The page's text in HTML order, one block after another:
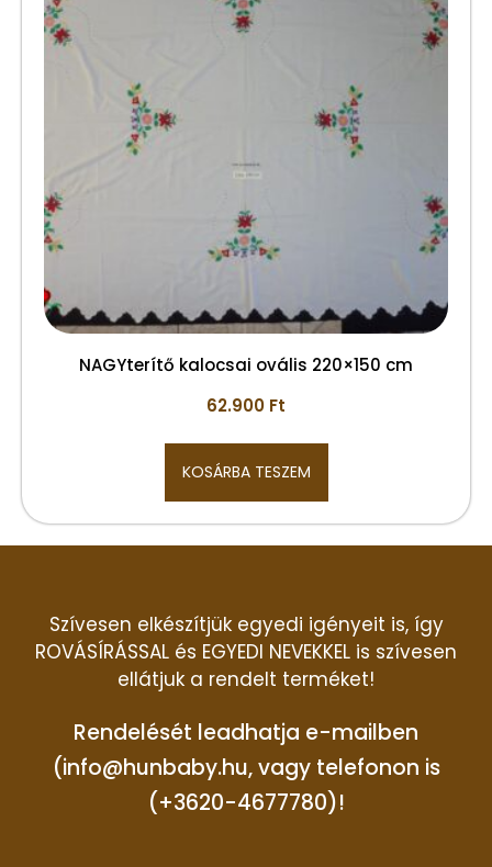
NAGYterítő kalocsai ovális 220×150 cm
62.900 Ft
KOSÁRBA TESZEM
Szívesen elkészítjük egyedi igényeit is, így
ROVÁSÍRÁSSAL és EGYEDI NEVEKKEL is szívesen
ellátjuk a rendelt terméket!
Rendelését leadhatja e-mailben
(info@hunbaby.hu, vagy telefonon is
(+3620-4677780)!